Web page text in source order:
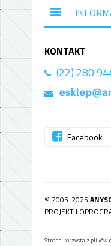
KONTAKT
(22) 280
Facebook
© 2005-2025
PROJEKT I
Strona korzysta z plików